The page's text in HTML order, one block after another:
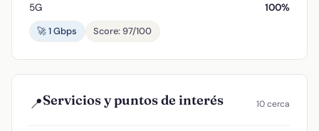
5G
100%
🚀 1 Gbps
Score: 97/100
📍Servicios y puntos de interés 10 cerca